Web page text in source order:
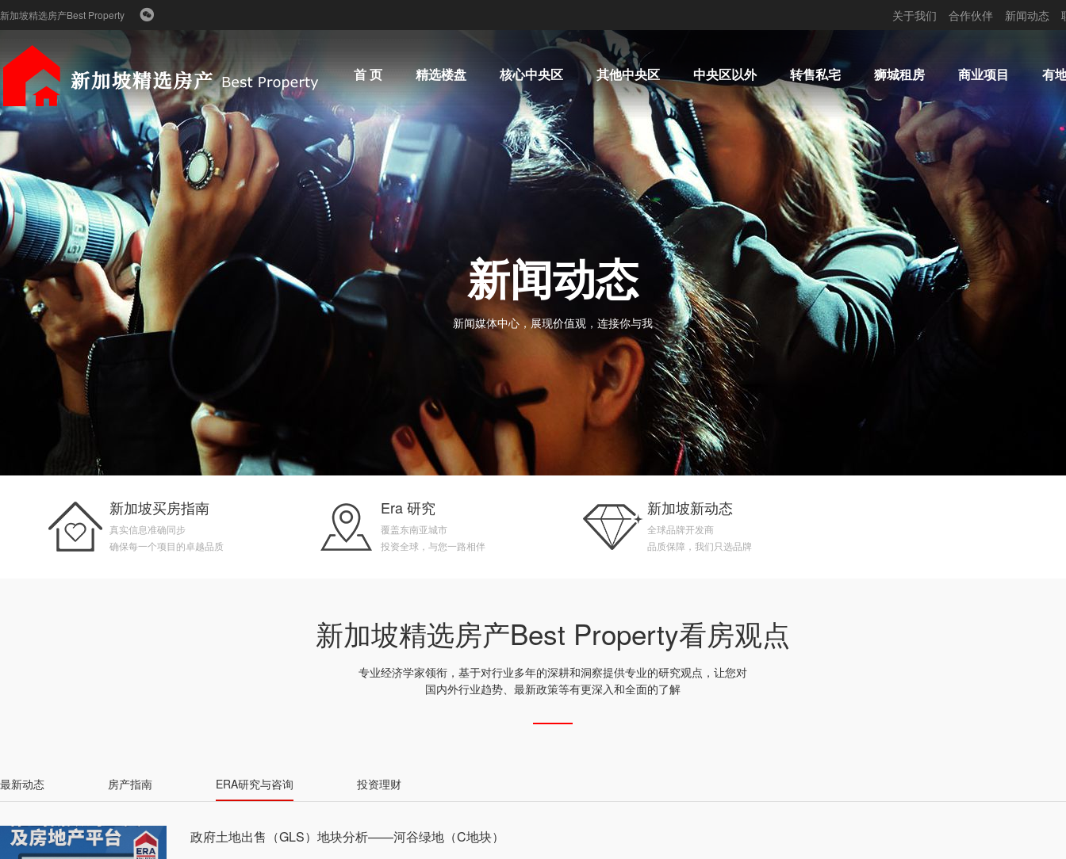
新加坡精选房产Best Property 关于我们 合作伙伴 新闻动态
首 页 精选楼盘 核心中央区 其他中央区 中央区以外 转售私宅 狮城租房 商业项目 有
新闻动态
新闻媒体中心，展现价值观，连接你与我
新加坡买房指南
真实信息准确同步
确保每一个项目的卓越品质
Era 研究
覆盖东南亚城市
投资全球，与您一路相伴
新加坡新动态
全球品牌开发商
品质保障，我们只选品牌
新加坡精选房产Best Property看房观点
专业经济学家领衔，基于对行业多年的深耕和洞察提供专业的研究观点，让您对
国内外行业趋势、最新政策等有更深入和全面的了解
最新动态 房产指南 ERA研究与咨询 投资理财
政府土地出售（GLS）地块分析——河谷绿地（C地块）